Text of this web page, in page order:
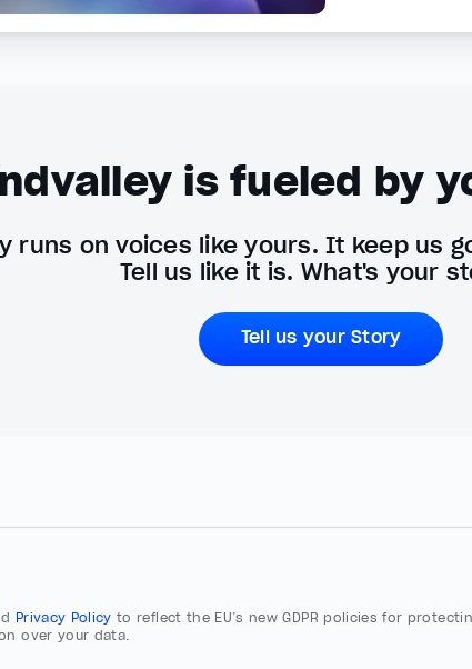
is fueled by
runs on voices like yours. It keep us
Tell us like it is. What's your
Tell us your Story
Privacy Policyto reflect the EU’s new GDPR policies for
over your data.